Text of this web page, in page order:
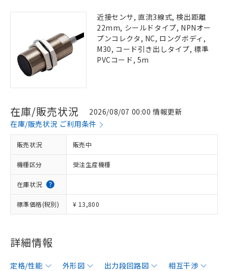
近接センサ, 直流3線式, 検出距離
22mm, シールドタイプ, NPNオー
プンコレクタ, NC, ロングボディ,
M30, コード引き出しタイプ, 標準
PVCコード, 5m
在庫/販売状況
2026/08/07 00:00 情報更新
在庫/販売状況 ご利用条件
販売状況 販売中
機種区分 受注生産機種
在庫状況
標準価格(税別) ¥ 13,800
詳細情報
定格/性能 外形図 出力段回路図
相互干渉